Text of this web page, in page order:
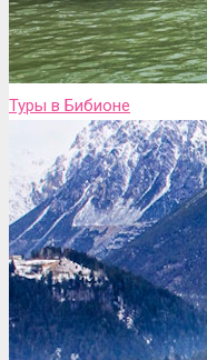
Туры в Бибионе